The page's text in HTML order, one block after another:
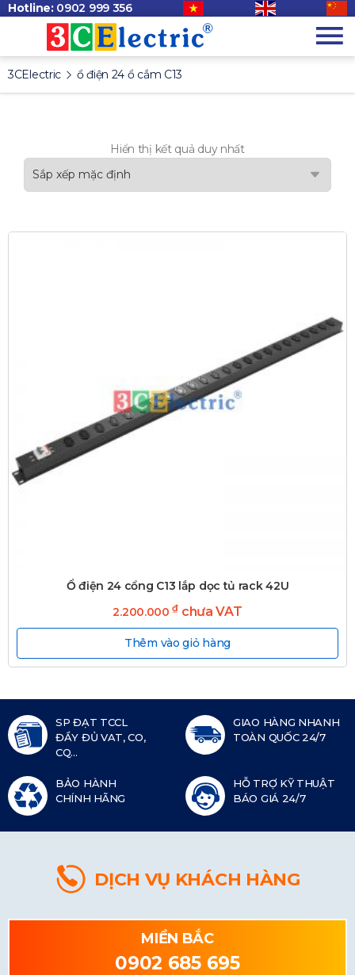
Hotline: 0902 999 356
3CElectric ổ điện 24 ổ cắm C13
Hiển thị kết quả duy nhất
Ổ điện 24 cổng C13 lắp dọc tủ rack 42U
2.200.000₫ chưa VAT
Thêm vào giỏ hàng
SP ĐẠT TCCL
ĐẦY ĐỦ VAT, CO,
CQ...
GIAO HÀNG NHANH
TOÀN QUỐC 24/7
BẢO HÀNH
CHÍNH HÃNG
HỖ TRỢ KỸ THUẬT
BÁO GIÁ 24/7
DỊCH VỤ KHÁCH HÀNG
MIỀN BẮC
0902 685 695